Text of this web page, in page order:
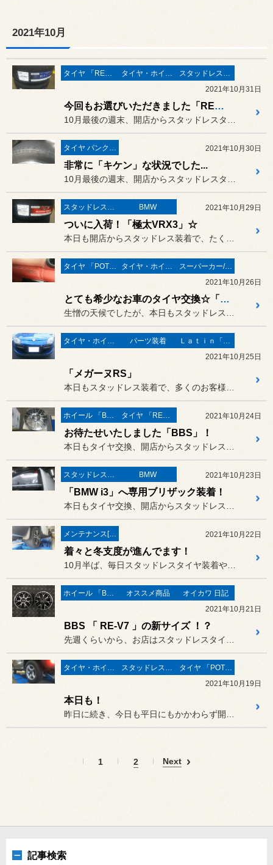
2021年10月
タイヤ 「REGNO」 タイヤ・ホイール
スタッドレスタイヤ 「BLIZZAK」
2021年10月31日
今回もお選びいただきました「REGNO」☆
タイヤ パンク/トラブル事例 2021年10月30日
非常に「キケン」な状況でした...
スタッドレスタイヤ 「BLIZZAK」 BMW 2021年10月29日
ついに入荷！「極太VRX3」☆
タイヤ 「POTENZA」 タイヤ・ホイール
スーパーカー/スーパースポーツ/ヴィンテージカー
2021年10月26日
とても希少なお車のタイヤ交換☆「POTENZA S007A」装着です♪
タイヤ・ホイール パーツ装着
Ｌａｔｉｎ「イタリア・フランス etc」
2021年10月25日
「メガーヌRS」
ホイール 「BBS」 タイヤ 「REGNO」 2021年10月24日
お待たせいたしました「BBS」！
スタッドレスタイヤ 「BLIZZAK」 BMW 2021年10月23日
「BMW i3」へ専用ブリザック装着！
メンテナンス[(オイル・バッテリー・ＲＥＣＳなど) 2021年10月22日
着々と冬支度が進んでます！
ホイール 「BBS」 オススメ商品
オイカワ 日記
2021年10月21日
BBS 「 RE-V7 」の新サイズ ！？
タイヤ・ホイール スタッドレスタイヤ 「BLIZZAK」
タイヤ 「POTENZA」
2021年10月19日
本日も！
1 2 Next
記事検索